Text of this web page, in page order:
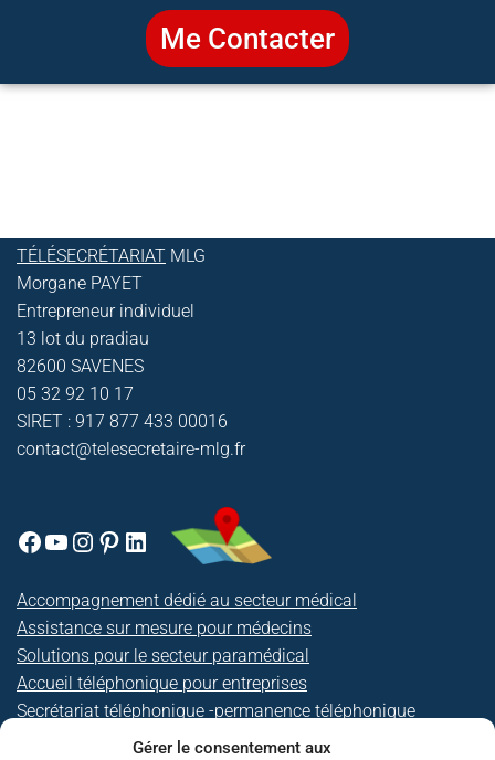
Gérer le consentement aux
Me Contacter
TÉLÉSECRÉTARIAT MLG
Morgane PAYET
Entrepreneur individuel
13 lot du pradiau
82600 SAVENES
05 32 92 10 17
SIRET : 917 877 433 00016
contact@telesecretaire-mlg.fr
Accompagnement dédié au secteur médical
Assistance sur mesure pour médecins
Solutions pour le secteur paramédical
Accueil téléphonique pour entreprises
Secrétariat téléphonique -permanence téléphonique
Le secrétariat à distance prend en charge la gestion